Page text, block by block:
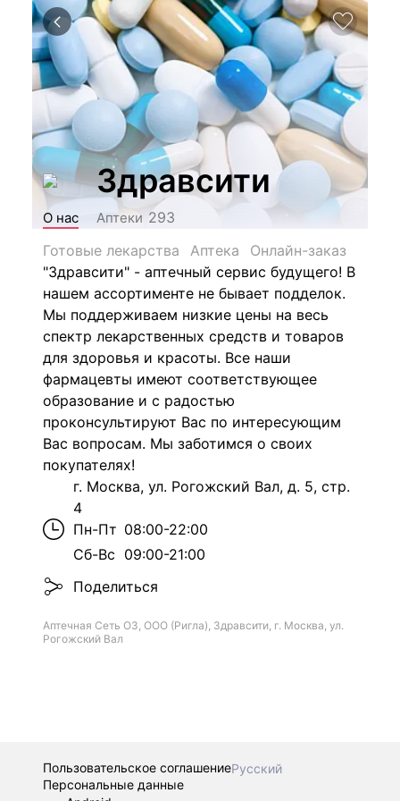
Здравсити
О нас Аптеки 293
Готовые лекарства
Аптека
Онлайн-заказ
"Здравсити" - аптечный сервис будущего! В
нашем ассортименте не бывает подделок.
Мы поддерживаем низкие цены на весь
спектр лекарственных средств и товаров
для здоровья и красоты. Все наши
фармацевты имеют соответствующее
образование и с радостью
проконсультируют Вас по интересующим
Вас вопросам. Мы заботимся о своих
покупателях!
г. Москва, ул. Рогожский Вал, д. 5, стр.
4
Пн-Пт 08:00-22:00
Сб-Вс 09:00-21:00
Поделиться
Аптечная Сеть ОЗ, ООО (Ригла), Здравсити, г. Москва, ул.
Рогожский Вал
Пользовательское соглашениеРусский
Персональные данные